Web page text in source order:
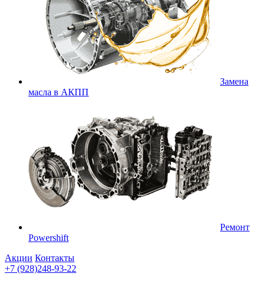
Замена
масла в АКПП
Ремонт
Powershift
Акции Контакты
+7 (928)248-93-22